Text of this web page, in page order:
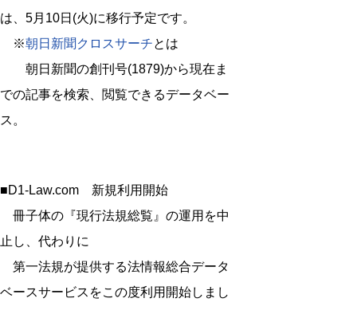
は、5月10日(火)に移行予定です。
※朝日新聞クロスサーチとは
朝日新聞の創刊号(1879)から現在ま
での記事を検索、閲覧できるデータベー
ス。
■D1-Law.com 新規利用開始
冊子体の『現行法規総覧』の運用を中
止し、代わりに
第一法規が提供する法情報総合データ
ベースサービスをこの度利用開始しまし